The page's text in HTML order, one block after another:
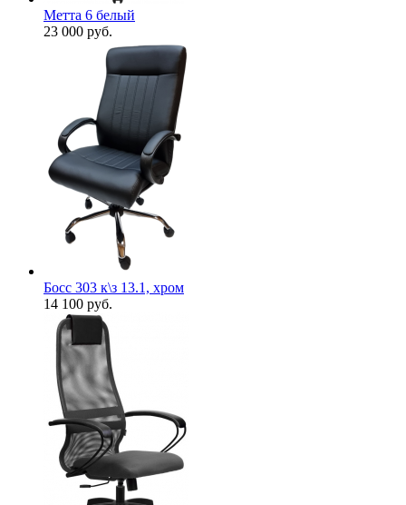
Метта 6 белый
23 000 руб.
Босс 303 к\з 13.1, хром
14 100 руб.